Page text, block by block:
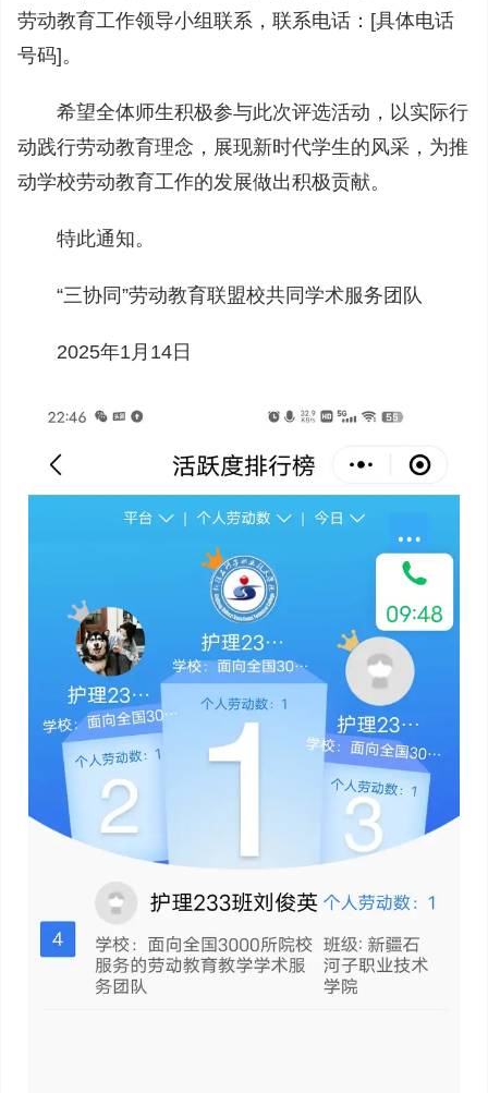
劳动教育工作领导小组联系，联系电话：[具体电话
号码]。
希望全体师生积极参与此次评选活动，以实际行
动践行劳动教育理念，展现新时代学生的风采，为推
动学校劳动教育工作的发展做出积极贡献。
特此通知。
“三协同”劳动教育联盟校共同学术服务团队
2025年1月14日